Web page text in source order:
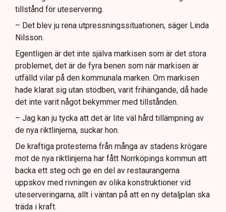
tillstånd för uteservering.
– Det blev ju rena utpressningssituationen, säger Linda
Nilsson.
Egentligen är det inte själva markisen som är det stora
problemet, det är de fyra benen som när markisen är
utfälld vilar på den kommunala marken. Om markisen
hade klarat sig utan stödben, varit frihängande, då hade
det inte varit något bekymmer med tillstånden.
– Jag kan ju tycka att det är lite väl hård tillämpning av
de nya riktlinjerna, suckar hon.
De kraftiga protesterna från många av stadens krögare
mot de nya riktlinjerna har fått Norrköpings kommun att
backa ett steg och ge en del av restaurangerna
uppskov med rivningen av olika konstruktioner vid
uteserveringarna, allt i väntan på att en ny detaljplan ska
träda i kraft.